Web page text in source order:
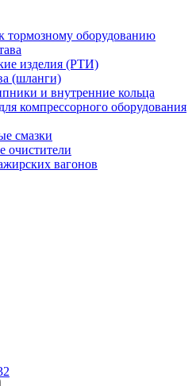
тормозному оборудованию
изделия (РТИ)
(шланги)
и внутренние кольца
компрессорного оборудования
смазки
очистители
вагонов